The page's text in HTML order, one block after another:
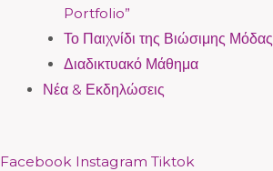
Portfolio”
Το Παιχνίδι της Βιώσιμης Μόδας
Διαδικτυακό Μάθημα
Νέα & Εκδηλώσεις
Facebook Instagram Tiktok